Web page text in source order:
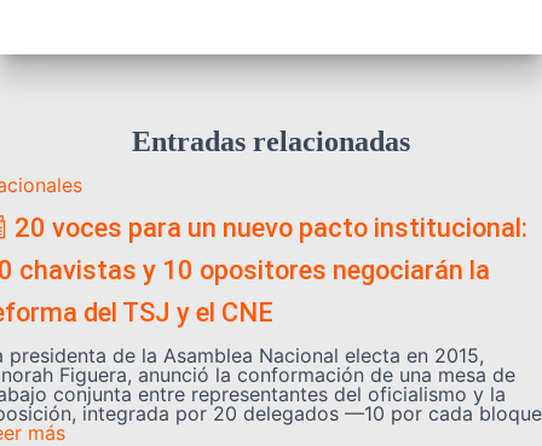
Entradas relacionadas
20 voces para un nuevo pacto institucional:
chavistas y 10 opositores negociarán la
del TSJ y el CNE
presidenta de la Asamblea Nacional electa en 2015,
Figuera, anunció la conformación de una mesa de
conjunta entre representantes del oficialismo y la
integrada por 20 delegados —10 por cada bloque
más